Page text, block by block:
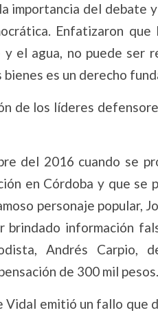
importancia del debate
Enfatizaron
el agua, no puede ser
es un derecho
de los líderes
del 2016 cuando se
en Córdoba y que se
personaje popular,
brindado información
Andrés Carpio,
de 300 mil pesos.
Vidal emitió un fallo que